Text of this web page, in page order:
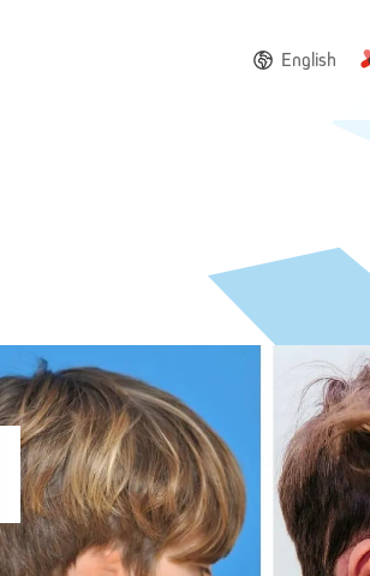
English